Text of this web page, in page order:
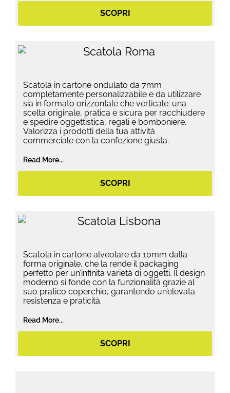
SCOPRI
Scatola in cartone ondulato da 7mm
completamente personalizzabile e da utilizzare
sia in formato orizzontale che verticale: una
scelta originale, pratica e sicura per racchiudere
e spedire oggettistica, regali e bomboniere.
Valorizza i prodotti della tua attività
commerciale con la confezione giusta.
Read More...
SCOPRI
Scatola in cartone alveolare da 10mm dalla
forma originale, che la rende il packaging
perfetto per un’infinita varietà di oggetti. Il design
moderno si fonde con la funzionalità grazie al
suo pratico coperchio, garantendo un’elevata
resistenza e praticità.
Read More...
SCOPRI